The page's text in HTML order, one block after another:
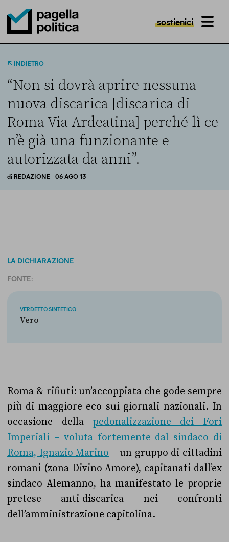
Pagella Politica Logo
sostienici MENU
INDIETRO
“Non si dovrà aprire nessuna
nuova discarica [discarica di
Roma Via Ardeatina] perché lì ce
n’è già una funzionante e
autorizzata da anni”.
di REDAZIONE | 06 AGO 13
LA DICHIARAZIONE
FONTE:
VERDETTO SINTETICO
Vero
Roma & rifiuti: un’accoppiata che gode sempre
più di maggiore eco sui giornali nazionali. In
occasione della pedonalizzazione dei Fori
Imperiali – voluta fortemente dal sindaco di
Roma, Ignazio Marino – un gruppo di cittadini
romani (zona Divino Amore), capitanati dall’ex
sindaco Alemanno, ha manifestato le proprie
pretese anti-discarica nei confronti
dell’amministrazione capitolina.